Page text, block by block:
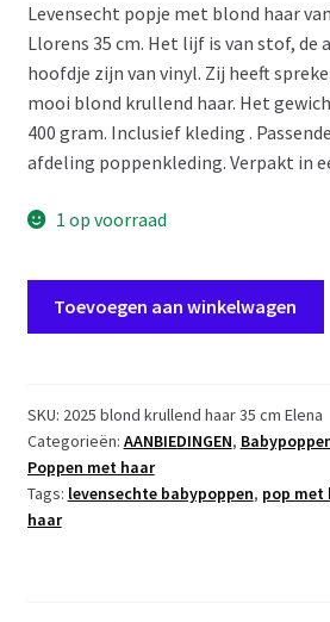
was:
€ 56,95.
is:
€ 50,00.
Levensecht popje met blond haar
Llorens 35 cm. Het lijf is van stof, de
hoofdje zijn van vinyl. Zij heeft
mooi blond krullend haar. Het
400 gram. Inclusief kleding .
afdeling poppenkleding. Verpakt in
1 op voorraad
body
pop
met
blond
krullend
Toevoegen aan winkelwagen
SKU: 2025 blond krullend haar 35 cm Elena
Categorieën: AANBIEDINGEN,
Poppen met haar
Tags: levensechte babypoppen, pop met
haar